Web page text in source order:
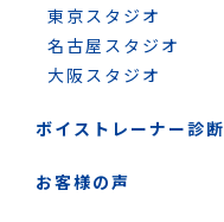
東京スタジオ
名古屋スタジオ
大阪スタジオ
ボイストレーナー診断
お客様の声